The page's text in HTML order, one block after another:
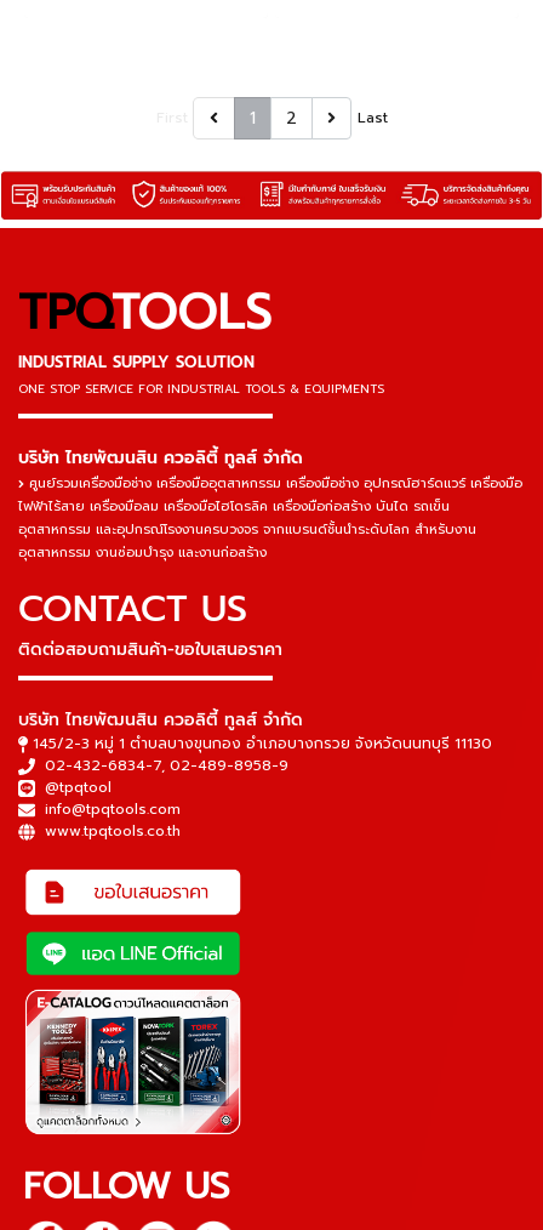
1 2 Last
TPQTOOLS
INDUSTRIAL SUPPLY SOLUTION
ONE STOP SERVICE FOR INDUSTRIAL TOOLS & EQUIPMENTS
▬▬▬▬▬▬▬▬▬▬▬▬▬▬▬
บริษัท ไทยพัฒนสิน ควอลิตี้ ทูลส์ จำกัด
ศูนย์รวมเครื่องมือช่าง เครื่องมืออุตสาหกรรม เครื่องมือช่าง อุปกรณ์ฮาร์ดแวร์ เครื่องมือ
ไฟฟ้าไร้สาย เครื่องมือลม เครื่องมือไฮโดรลิค เครื่องมือก่อสร้าง บันได รถเข็น
อุตสาหกรรม และอุปกรณ์โรงงานครบวงจร จากแบรนด์ชั้นนำระดับโลก สำหรับงาน
อุตสาหกรรม งานซ่อมบำรุง และงานก่อสร้าง
CONTACT US
ติดต่อสอบถามสินค้า-ขอใบเสนอราคา
▬▬▬▬▬▬▬▬▬▬▬▬▬▬▬
บริษัท ไทยพัฒนสิน ควอลิตี้ ทูลส์ จำกัด
145/2-3 หมู่ 1 ตำบลบางขุนกอง อำเภอบางกรวย จังหวัดนนทบุรี 11130
02-432-6834-7, 02-489-8958-9
@tpqtool
info@tpqtools.com
www.tpqtools.co.th
FOLLOW US